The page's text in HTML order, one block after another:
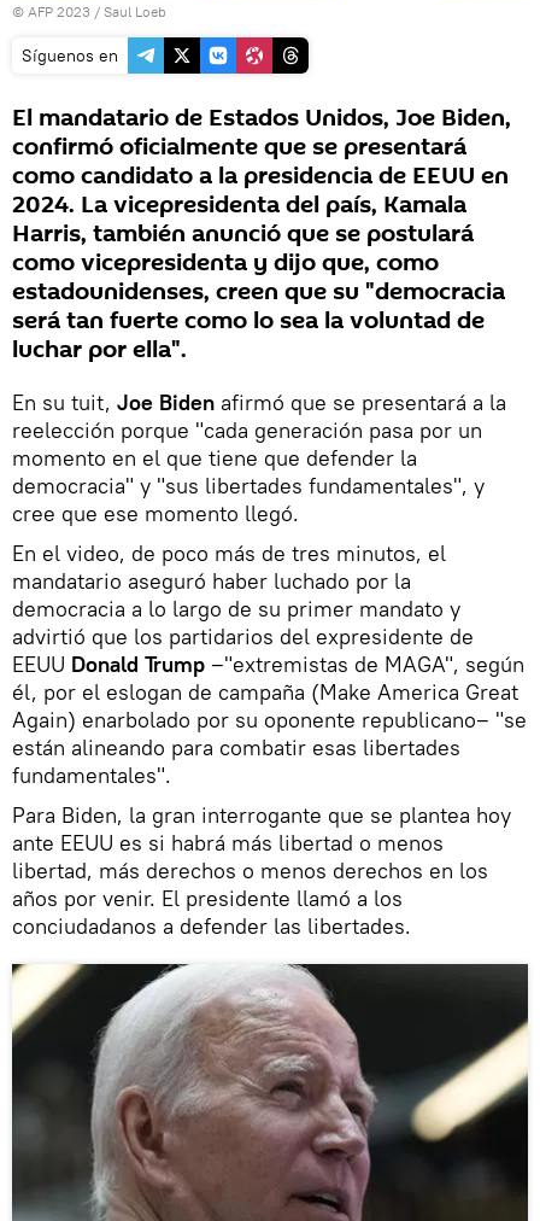
© AFP 2023 / Saul Loeb
Síguenos en
El mandatario de Estados Unidos, Joe Biden,
confirmó oficialmente que se presentará
como candidato a la presidencia de EEUU en
2024. La vicepresidenta del país, Kamala
Harris, también anunció que se postulará
como vicepresidenta y dijo que, como
estadounidenses, creen que su "democracia
será tan fuerte como lo sea la voluntad de
luchar por ella".
En su tuit, Joe Biden afirmó que se presentará a la
reelección porque "cada generación pasa por un
momento en el que tiene que defender la
democracia" y "sus libertades fundamentales", y
cree que ese momento llegó.
En el video, de poco más de tres minutos, el
mandatario aseguró haber luchado por la
democracia a lo largo de su primer mandato y
advirtió que los partidarios del expresidente de
EEUU Donald Trump ‒"extremistas de MAGA", según
él, por el eslogan de campaña (Make America Great
Again) enarbolado por su oponente republicano‒ "se
están alineando para combatir esas libertades
fundamentales".
Para Biden, la gran interrogante que se plantea hoy
ante EEUU es si habrá más libertad o menos
libertad, más derechos o menos derechos en los
años por venir. El presidente llamó a los
conciudadanos a defender las libertades.